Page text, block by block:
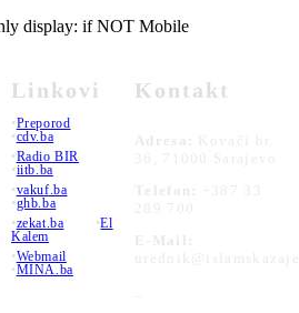
display: if NOT Mobile
Linkovi
•Preporod
•cdv.ba
•Radio BIR
•iitb.ba
•vakuf.ba
•ghb.ba
•zekat.ba •El
Kalem
•Webmail
•MINA.ba
Kontakt
Adresa:
Kovači br.
36, 71000 Sarajevo
Telefon:
+387 33
289 700
E-Mail: